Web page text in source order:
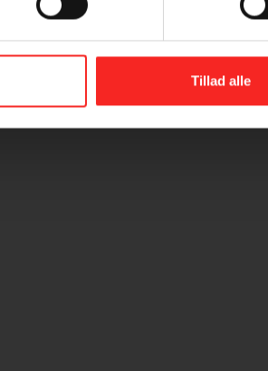
Tillad alle